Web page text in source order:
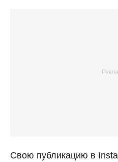
Свою публикацию в